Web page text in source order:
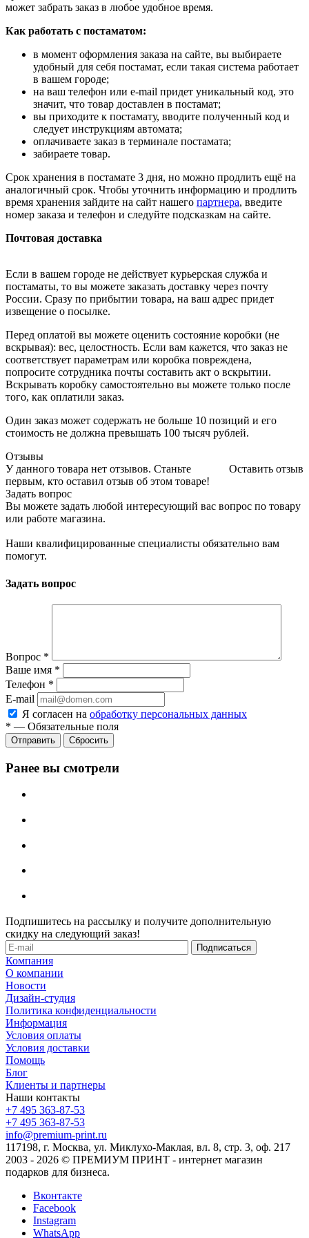
может забрать заказ в любое удобное время.
Как работать с постаматом:
в момент оформления заказа на сайте, вы выбираете
удобный для себя постамат, если такая система работает
в вашем городе;
на ваш телефон или e-mail придет уникальный код, это
значит, что товар доставлен в постамат;
вы приходите к постамату, вводите полученный код и
следует инструкциям автомата;
оплачиваете заказ в терминале постамата;
забираете товар.
Срок хранения в постамате 3 дня, но можно продлить ещё на
аналогичный срок. Чтобы уточнить информацию и продлить
время хранения зайдите на сайт нашего партнера, введите
номер заказа и телефон и следуйте подсказкам на сайте.
Почтовая доставка
Если в вашем городе не действует курьерская служба и
постаматы, то вы можете заказать доставку через почту
России. Сразу по прибытии товара, на ваш адрес придет
извещение о посылке.
Перед оплатой вы можете оценить состояние коробки (не
вскрывая): вес, целостность. Если вам кажется, что заказ не
соответствует параметрам или коробка повреждена,
попросите сотрудника почты составить акт о вскрытии.
Вскрывать коробку самостоятельно вы можете только после
того, как оплатили заказ.
Один заказ может содержать не больше 10 позиций и его
стоимость не должна превышать 100 тысяч рублей.
Отзывы
Оставить отзыв
У данного товара нет отзывов. Станьте
первым, кто оставил отзыв об этом товаре!
Задать вопрос
Вы можете задать любой интересующий вас вопрос по товару
или работе магазина.
Наши квалифицированные специалисты обязательно вам
помогут.
Задать вопрос
Вопрос *
Ваше имя *
Телефон *
E-mail
Я согласен на обработку персональных данных
* — Обязательные поля
Отправить Сбросить
Ранее вы смотрели
Подпишитесь на рассылку и получите дополнительную
скидку на следующий заказ!
Компания
О компании
Новости
Дизайн-студия
Политика конфиденциальности
Информация
Условия оплаты
Условия доставки
Помощь
Блог
Клиенты и партнеры
Наши контакты
+7 495 363-87-53
+7 495 363-87-53
info@premium-print.ru
117198, г. Москва, ул. Миклухо-Маклая, вл. 8, стр. 3, оф. 217
2003 - 2026 © ПРЕМИУМ ПРИНТ - интернет магазин
подарков для бизнеса.
Вконтакте
Facebook
Instagram
WhatsApp